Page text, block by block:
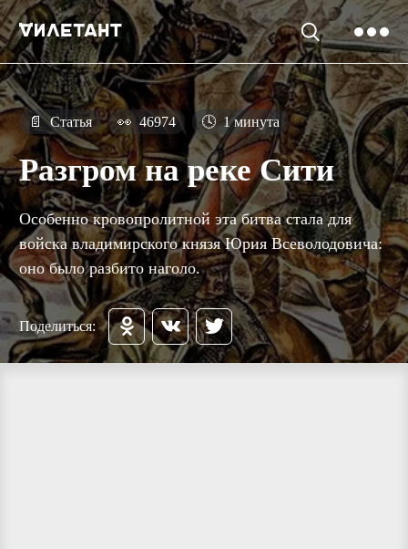
📄 Статья 👀 46974 🕓 1 минута
Разгром на реке Сити
Особенно кровопролитной эта битва стала для
войска владимирского князя Юрия Всеволодовича:
оно было разбито наголо.
Поделиться: